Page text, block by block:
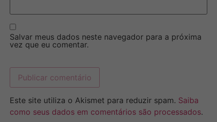
Salvar meus dados neste navegador para a próxima
vez que eu comentar.
Este site utiliza o Akismet para reduzir spam. Saiba
como seus dados em comentários são processados.